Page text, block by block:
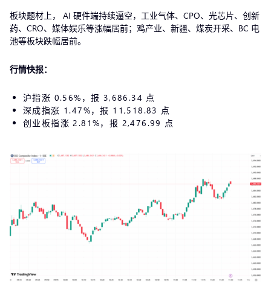
板块题材上， AI 硬件端持续逼空，工业气体、CPO、光芯片、创新
药、CRO、媒体娱乐等涨幅居前；鸡产业、新疆、煤炭开采、BC 电
池等板块跌幅居前。
行情快报：
沪指涨 0.56%，报 3,686.34 点
深成指涨 1.47%，报 11,518.83 点
创业板指涨 2.81%，报 2,476.99 点